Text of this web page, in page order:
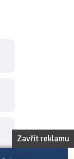
Zavřít reklamu